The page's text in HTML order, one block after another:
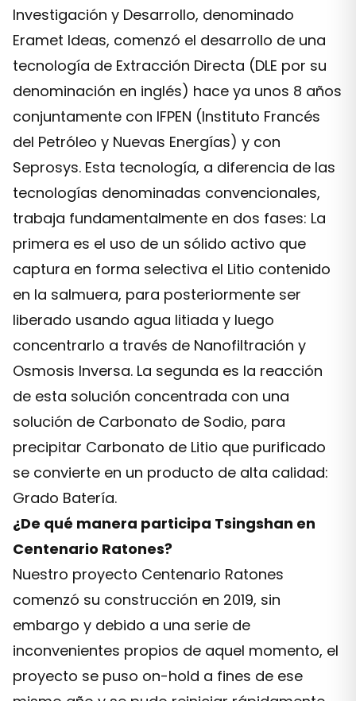
Investigación y Desarrollo, denominado
Eramet Ideas, comenzó el desarrollo de una
tecnología de Extracción Directa (DLE por su
denominación en inglés) hace ya unos 8 años
conjuntamente con IFPEN (Instituto Francés
del Petróleo y Nuevas Energías) y con
Seprosys. Esta tecnología, a diferencia de las
tecnologías denominadas convencionales,
trabaja fundamentalmente en dos fases: La
primera es el uso de un sólido activo que
captura en forma selectiva el Litio contenido
en la salmuera, para posteriormente ser
liberado usando agua litiada y luego
concentrarlo a través de Nanofiltración y
Osmosis Inversa. La segunda es la reacción
de esta solución concentrada con una
solución de Carbonato de Sodio, para
precipitar Carbonato de Litio que purificado
se convierte en un producto de alta calidad:
Grado Batería.
¿De qué manera participa Tsingshan en
Centenario Ratones?
Nuestro proyecto Centenario Ratones
comenzó su construcción en 2019, sin
embargo y debido a una serie de
inconvenientes propios de aquel momento, el
proyecto se puso on-hold a fines de ese